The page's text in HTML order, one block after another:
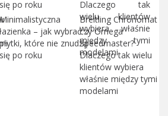
Minimalistyczna
łazienka – jak wybrać
płytki, które nie znudzą
się po roku
Breitling Chronomat
czy Omega
Speedmaster?
Dlaczego tak wielu
klientów wybiera
właśnie między tymi
modelami